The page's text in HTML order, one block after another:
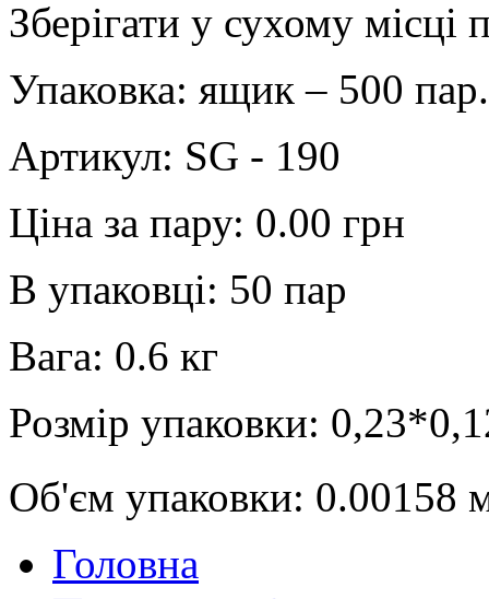
Зберігати у сухому
Упаковка: ящик – 500
Артикул: SG - 190
Ціна за пару: 0.00 грн
В упаковці: 50 пар
Вага: 0.6 кг
Розмір упаковки:
Об'єм упаковки: 0.00158
Головна